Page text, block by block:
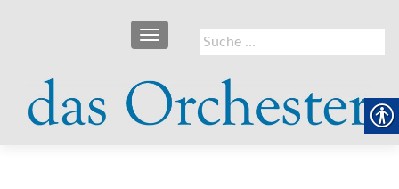
Suche
nach:
SCHALTE NAVIGATION